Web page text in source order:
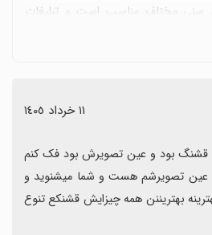
سنی مختلف مناسب است و تبلیغات
از اینترنت هم نیازی نمی‌بینند؛
همچنین تعدادی از کاربران از تکراری
کرده‌اند.
فصل‌های جدید (مثل فصل دو) و
بیشتر را مطرح کرده‌اند تا محتوا
است و اگر به طراحی آواتار و خیاطی
١١ خرداد ١٤٠٥